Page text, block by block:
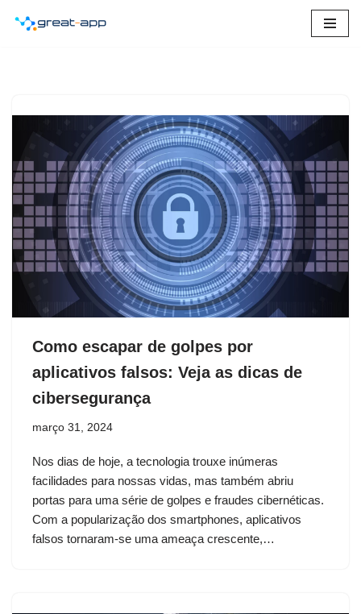
Como escapar de golpes por
aplicativos falsos: Veja as dicas de
cibersegurança
março 31, 2024
Nos dias de hoje, a tecnologia trouxe inúmeras
facilidades para nossas vidas, mas também abriu
portas para uma série de golpes e fraudes cibernéticas.
Com a popularização dos smartphones, aplicativos
falsos tornaram-se uma ameaça crescente,…